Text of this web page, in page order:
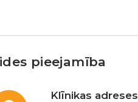
pieejamība
Klīnikas adreses